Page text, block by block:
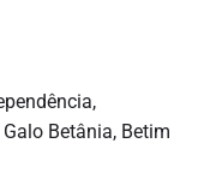
Betânia, Betim